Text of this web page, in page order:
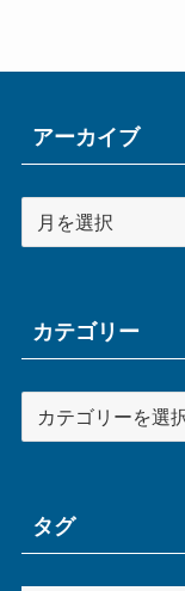
アーカイブ
ー
ブカテゴリー
テ
ータグ